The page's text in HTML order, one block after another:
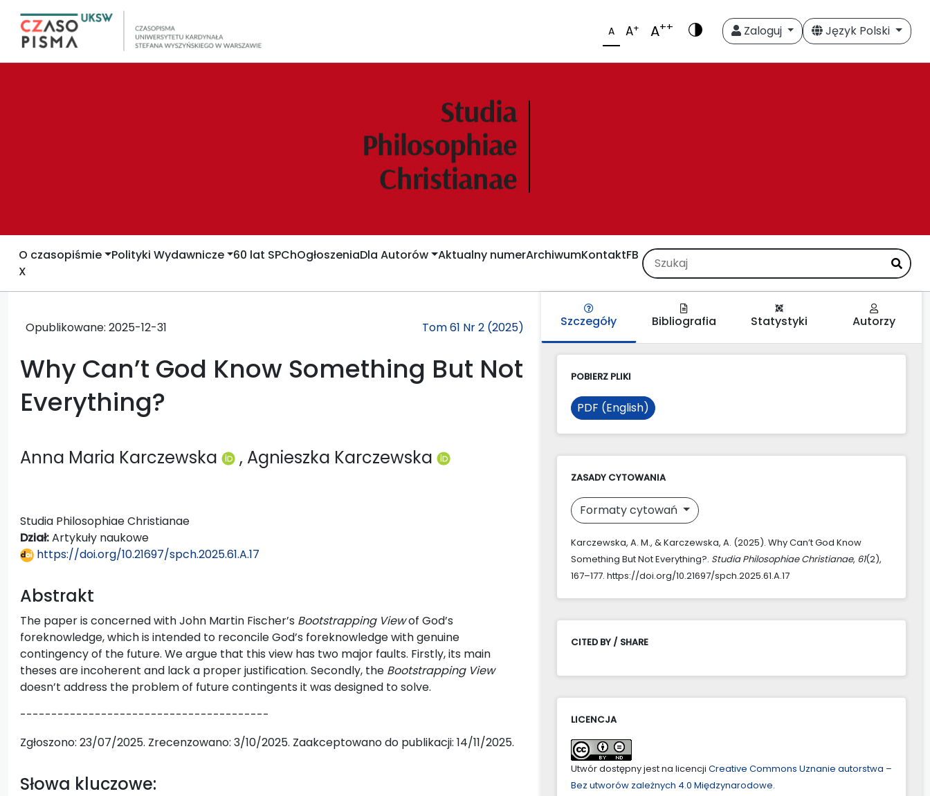
A A+ A++ Zaloguj Język Polski
O czasopiśmie Polityki Wydawnicze 60 lat SPChOgłoszeniaDla Autorów Aktualny numerArchiwumKontaktFB
X
Opublikowane: 2025-12-31 Tom 61 Nr 2 (2025)
Why Can’t God Know Something But Not
Everything?
Anna Maria Karczewska , Agnieszka Karczewska
Studia Philosophiae Christianae
Dział:Artykuły naukowe
https://doi.org/10.21697/spch.2025.61.A.17
Abstrakt
The paper is concerned with John Martin Fischer’s Bootstrapping Viewof God’s
foreknowledge, which is intended to reconcile God’s foreknowledge with genuine
contingency of the future. We argue that this view has two major faults. Firstly, its main
theses are incoherent and lack a proper justification. Secondly, the Bootstrapping View
doesn’t address the problem of future contingents it was designed to solve.
----------------------------------------
Zgłoszono: 23/07/2025. Zrecenzowano: 3/10/2025. Zaakceptowano do publikacji: 14/11/2025.
Słowa kluczowe:
Szczegóły Bibliografia Statystyki Autorzy
POBIERZ PLIKI
PDF (English)
ZASADY CYTOWANIA
Formaty cytowań
Karczewska, A. M., & Karczewska, A. (2025). Why Can’t God Know
Something But Not Everything?. Studia Philosophiae Christianae, 61(2),
167–177. https://doi.org/10.21697/spch.2025.61.A.17
CITED BY / SHARE
LICENCJA
Utwór dostępny jest na licencji Creative Commons Uznanie autorstwa –
Bez utworów zależnych 4.0 Międzynarodowe.